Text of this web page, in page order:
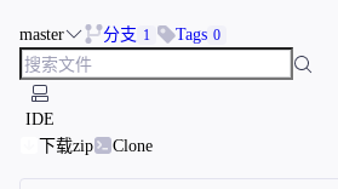
master 分支 1 Tags 0
IDE
下载zip
Clone